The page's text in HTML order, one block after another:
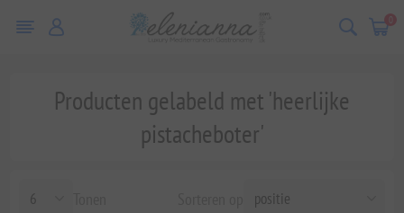
0
Producten gelabeld met 'heerlijke
pistacheboter'